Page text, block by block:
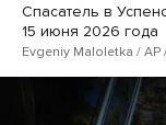
Спасатель в
15 июня 2026 года
Evgeniy Maloletka / AP